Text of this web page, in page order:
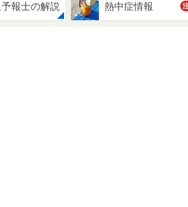
報士の解説 熱中症情報